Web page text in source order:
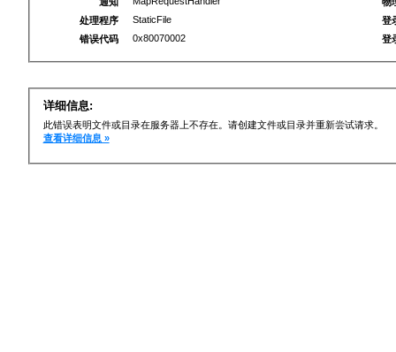
处理程序
StaticFile
错误代码
0x80070002
登
登
详细信息:
此错误表明文件或目录在服务器上不存在。请创建文件或目录并重新尝试请求。
查看详细信息 »